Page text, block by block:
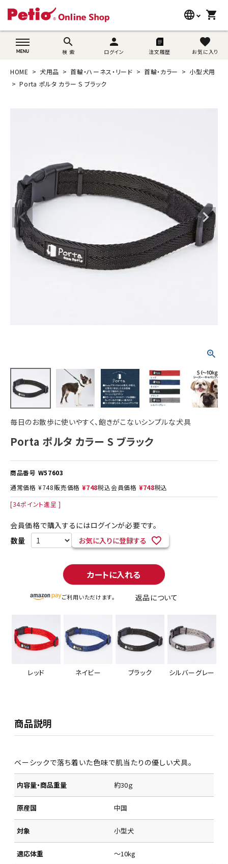
language
wovn-lang-name
shopping_cart
search
検 索
person
ログイン 注文履歴
favorite
お気に入り
search
猫用品
SNS
ご利用案内
ACCOUNT MENU
ようこそ ゲスト 様
HOME 犬用品 首輪・ハーネス・リード 首輪・カラー
小型犬用
Porta ポルタ カラー S ブラック
毎日のお散歩に使いやすく、飽きがこないシンプルな犬具
Porta ポルタ カラー S ブラック
商品番号 W57603
通常価格 ¥748販売価格 ¥748税込会員価格 ¥748税込
[34ポイント進呈 ]
会員価格で購入するにはログインが必要です。
お気に入りに登録する
カートに入れる
ご利用いただけます。 返品について
レッド ネイビー ブラック シルバーグレー
商品説明
ベーシックで落ち着いた色味で肌当たりの優しい犬具。
内容量・商品重量 約30ｇ
原産国 中国
対象 小型犬
適応体重 ～10kg